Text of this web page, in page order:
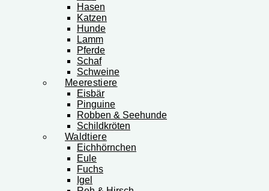
Hasen
Katzen
Hunde
Lamm
Pferde
Schaf
Schweine
Meerestiere
Eisbär
Pinguine
Robben & Seehunde
Schildkröten
Waldtiere
Eichhörnchen
Eule
Fuchs
Igel